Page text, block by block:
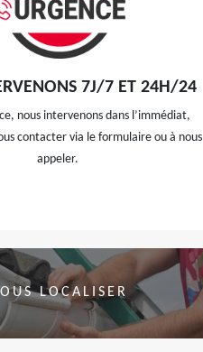
7J/7 ET 24H/24
nous intervenons dans l’immédiat,
contacter via le formulaire ou à nous
appeler.
LOCALISER